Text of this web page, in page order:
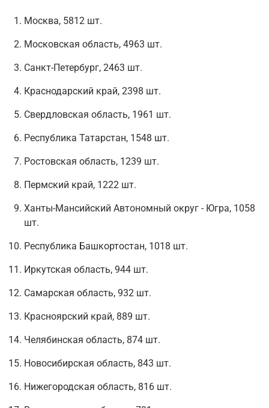
Москва, 5812 шт.
Московская область, 4963 шт.
Санкт-Петербург, 2463 шт.
Краснодарский край, 2398 шт.
Свердловская область, 1961 шт.
Республика Татарстан, 1548 шт.
Ростовская область, 1239 шт.
Пермский край, 1222 шт.
Ханты-Мансийский Автономный округ - Югра, 1058
шт.
Республика Башкортостан, 1018 шт.
Иркутская область, 944 шт.
Самарская область, 932 шт.
Красноярский край, 889 шт.
Челябинская область, 874 шт.
Новосибирская область, 843 шт.
Нижегородская область, 816 шт.